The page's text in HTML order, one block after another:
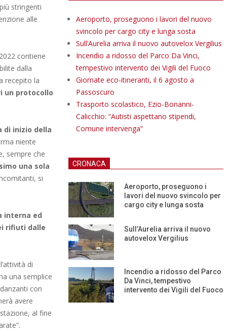
stringenti
alle
contiene
dalla
recepito la
un protocollo
di inizio della
niente
sempre che
una sola
si
interna ed
rifiuti dalle
di
una semplice
con
avere
al fine
Aeroporto, proseguono i lavori del nuovo
svincolo per cargo city e lunga sosta
Sull’Aurelia arriva il nuovo autovelox Vergilius
Incendio a ridosso del Parco Da Vinci,
tempestivo intervento dei Vigili del Fuoco
Giornate eco-itineranti, il 6 agosto a
Passoscuro
Trasporto scolastico, Ezio-Bonanni-
Calicchio: “Autisti aspettano stipendi,
Comune intervenga”
CRONACA
Aeroporto, proseguono i
lavori del nuovo svincolo per
cargo city e lunga sosta
Sull’Aurelia arriva il nuovo
autovelox Vergilius
Incendio a ridosso del Parco
Da Vinci, tempestivo
intervento dei Vigili del Fuoco